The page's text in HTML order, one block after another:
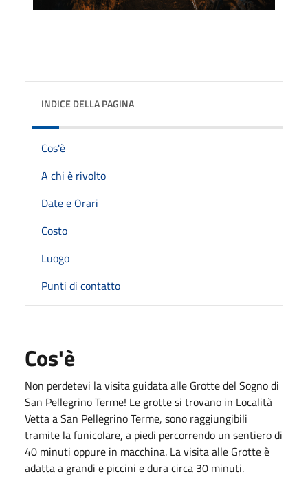
INDICE DELLA PAGINA
Cos'è
A chi è rivolto
Date e Orari
Costo
Luogo
Punti di contatto
Cos'è
Non perdetevi la visita guidata alle Grotte del Sogno di
San Pellegrino Terme! Le grotte si trovano in Località
Vetta a San Pellegrino Terme, sono raggiungibili
tramite la funicolare, a piedi percorrendo un sentiero di
40 minuti oppure in macchina. La visita alle Grotte è
adatta a grandi e piccini e dura circa 30 minuti.